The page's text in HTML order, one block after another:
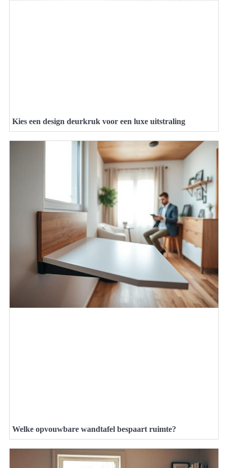
Kies een design deurkruk voor een luxe uitstraling
Welke opvouwbare wandtafel bespaart ruimte?